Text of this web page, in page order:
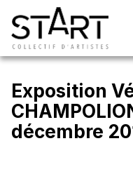
Exposition
décembre